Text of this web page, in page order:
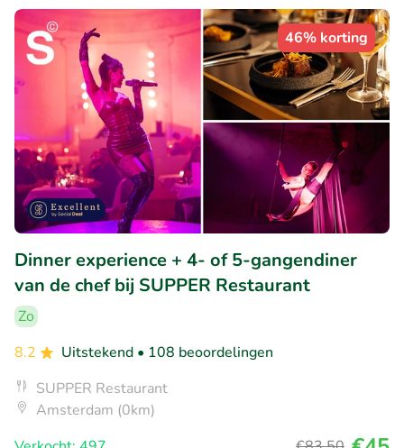
46% korting
Dinner experience + 4- of 5-gangendiner
van de chef bij SUPPER Restaurant
Zo
8.2
Uitstekend • 108 beoordelingen
SUPPER Restaurant
Amsterdam (0km)